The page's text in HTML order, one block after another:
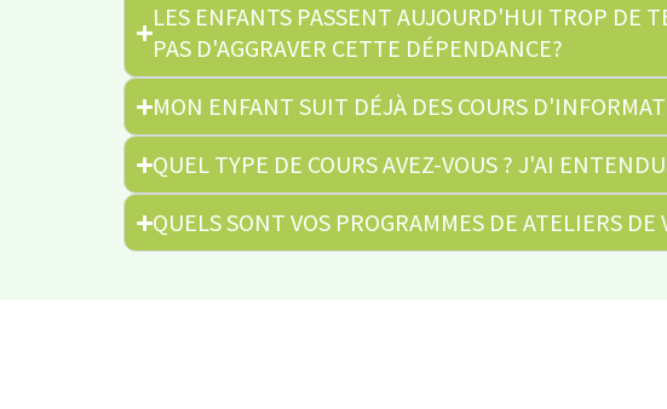
LES ENFANTS PASSENT AUJOURD'HUI TROP DE
PAS D'AGGRAVER CETTE DÉPENDANCE?
MON ENFANT SUIT DÉJÀ DES COURS
QUEL TYPE DE COURS AVEZ-VOUS ? J'AI
QUELS SONT VOS PROGRAMMES DE ATELIERS DE